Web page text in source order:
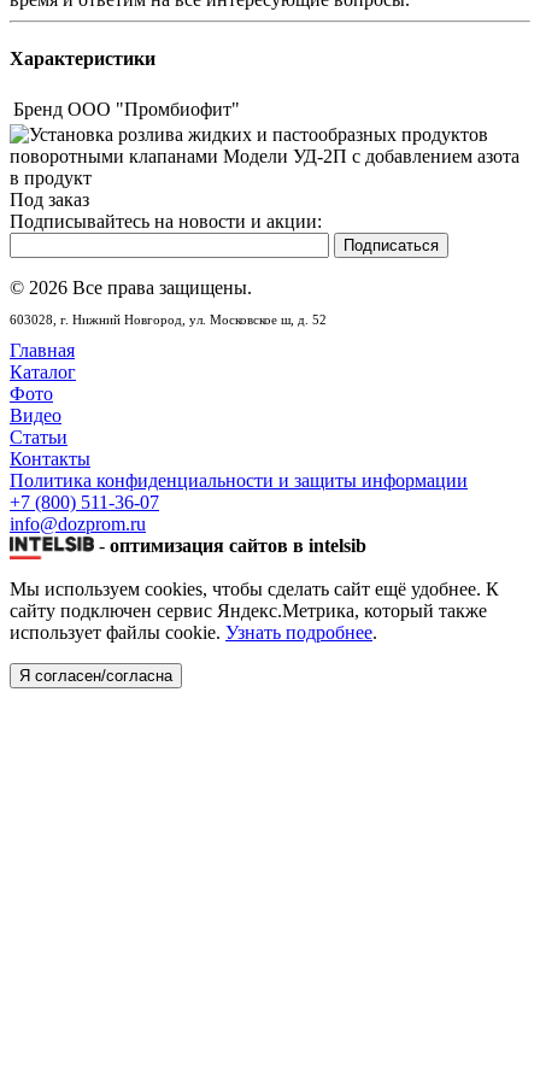
Характеристики
Бренд ООО "Промбиофит"
Под заказ
Подписывайтесь на новости и акции:
© 2026 Все права защищены.
603028, г. Нижний Новгород, ул. Московское ш, д. 52
Главная
Каталог
Фото
Видео
Статьи
Контакты
Политика конфиденциальности и защиты информации
+7 (800) 511-36-07
info@dozprom.ru
- оптимизация сайтов в intelsib
Мы используем cookies, чтобы сделать сайт ещё удобнее. К
сайту подключен сервис Яндекс.Метрика, который также
использует файлы cookie. Узнать подробнее.
Я согласен/согласна